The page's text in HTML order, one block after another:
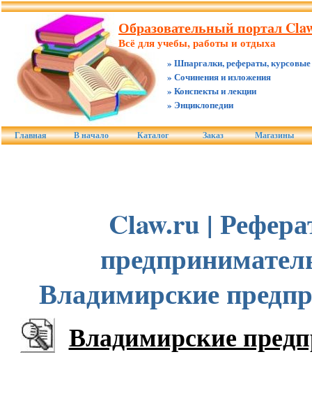
Образовательный портал
Всё для учебы, работы и отдыха
» Шпаргалки, рефераты, курсовые
» Сочинения и изложения
» Конспекты и лекции
» Энциклопедии
Главная В начало Каталог Заказ Магазины
Claw.ru |
Владимирские
Владимирские